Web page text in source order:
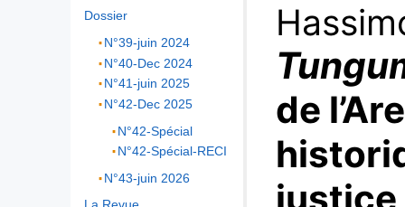
de
Dossier
N°39-juin 2024
N°40-Dec 2024
N°41-juin 2025
N°42-Dec 2025
N°42-Spécial
N°42-Spécial-RECI
N°43-juin 2026